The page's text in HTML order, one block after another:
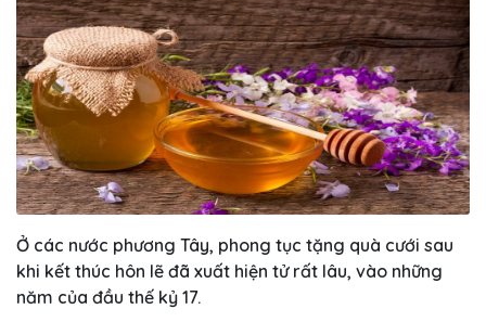
Ở các nước phương Tây, phong tục tặng quà cưới sau
khi kết thúc hôn lẽ đã xuất hiện tử rất lâu, vào những
năm của đầu thế kỷ 17.